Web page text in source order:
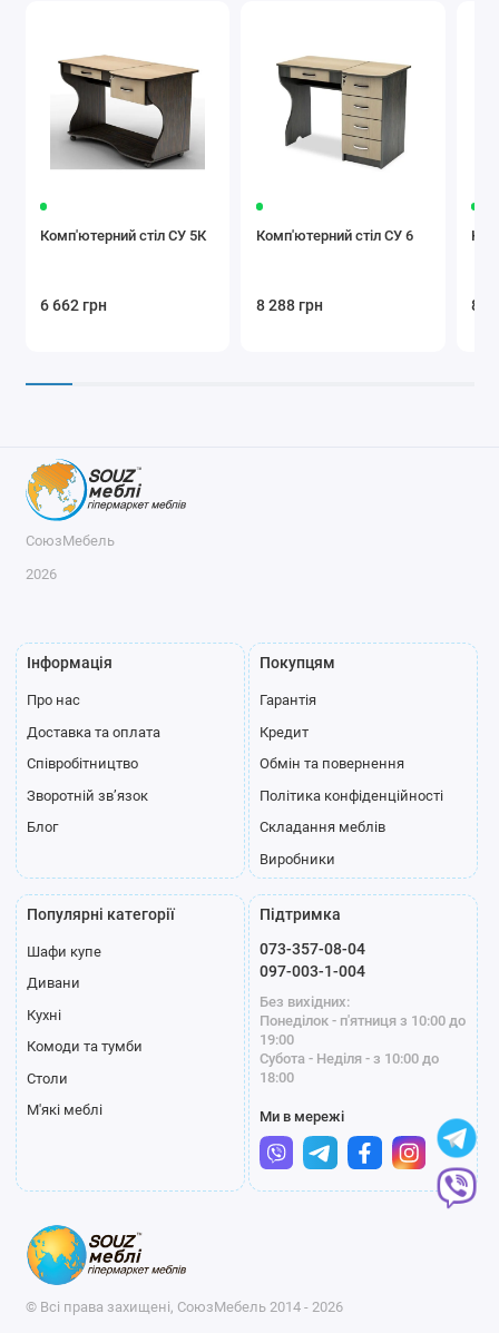
Комп'ютерний стіл СУ 5К
6 662 грн
Комп'ютерний стіл СУ 6
8 288 грн 8
СоюзМебель
2026
Інформація
Про нас
Доставка та оплата
Співробітництво
Зворотній зв’язок
Блог
Покупцям
Гарантія
Кредит
Обмін та повернення
Політика конфіденційності
Складання меблів
Виробники
Популярні категорії
Шафи купе
Дивани
Кухні
Комоди та тумби
Столи
М'які меблі
Підтримка
073-357-08-04
097-003-1-004
Без вихідних:
Понеділок - п'ятниця з 10:00 до
19:00
Субота - Неділя - з 10:00 до
18:00
Ми в мережі
© Всі права захищені, СоюзМебель 2014 - 2026